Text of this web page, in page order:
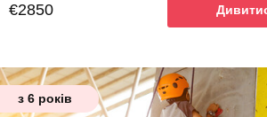
€2850
з 6 років